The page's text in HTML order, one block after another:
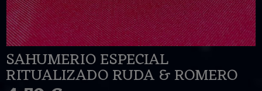
SAHUMERIO ESPECIAL
RITUALIZADO RUDA & ROMERO